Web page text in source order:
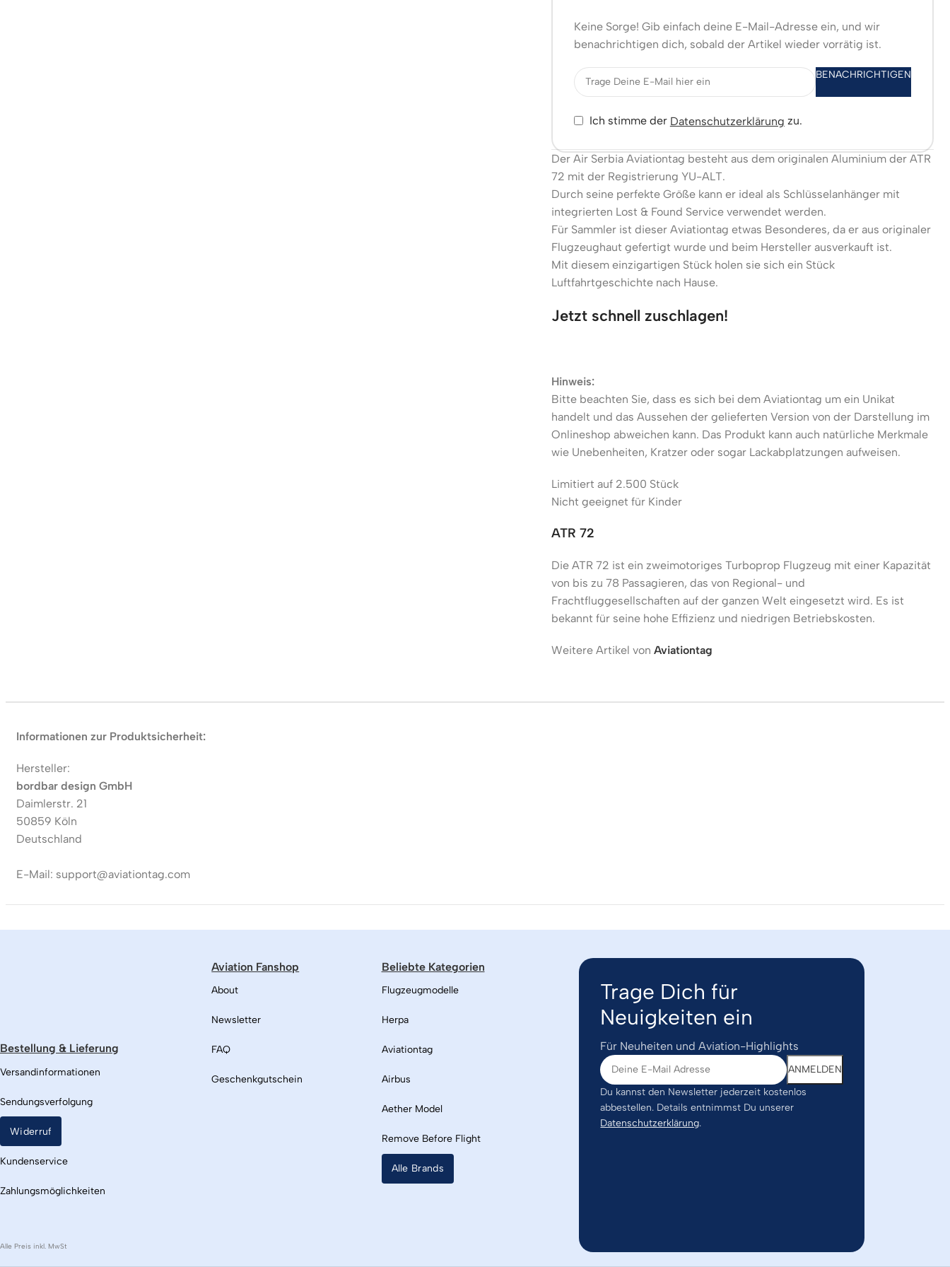
Keine Sorge! Gib einfach deine E-Mail-Adresse ein, und wir
benachrichtigen dich, sobald der Artikel wieder vorrätig ist.
BENACHRICHTIGEN
Ich stimme der Datenschutzerklärung zu.
Der Air Serbia Aviationtag besteht aus dem originalen Aluminium der ATR
72 mit der Registrierung YU-ALT.
Durch seine perfekte Größe kann er ideal als Schlüsselanhänger mit
integrierten Lost & Found Service verwendet werden.
Für Sammler ist dieser Aviationtag etwas Besonderes, da er aus originaler
Flugzeughaut gefertigt wurde und beim Hersteller ausverkauft ist.
Mit diesem einzigartigen Stück holen sie sich ein Stück
Luftfahrtgeschichte nach Hause.
Jetzt schnell zuschlagen!
Hinweis:
Bitte beachten Sie, dass es sich bei dem Aviationtag um ein Unikat
handelt und das Aussehen der gelieferten Version von der Darstellung im
Onlineshop abweichen kann. Das Produkt kann auch natürliche Merkmale
wie Unebenheiten, Kratzer oder sogar Lackabplatzungen aufweisen.
Limitiert auf 2.500 Stück
Nicht geeignet für Kinder
ATR 72
Die ATR 72 ist ein zweimotoriges Turboprop Flugzeug mit einer Kapazität
von bis zu 78 Passagieren, das von Regional- und
Frachtfluggesellschaften auf der ganzen Welt eingesetzt wird. Es ist
bekannt für seine hohe Effizienz und niedrigen Betriebskosten.
Weitere Artikel von Aviationtag
Informationen zur Produktsicherheit:
Hersteller:
bordbar design GmbH
Daimlerstr. 21
50859 Köln
Deutschland
E-Mail: support@aviationtag.com
Bestellung & Lieferung
Versandinformationen
Sendungsverfolgung
Widerruf
Kundenservice
Zahlungsmöglichkeiten
Alle Preis inkl. MwSt
Aviation Fanshop
About
Newsletter
FAQ
Geschenkgutschein
Beliebte Kategorien
Flugzeugmodelle
Herpa
Aviationtag
Airbus
Aether Model
Remove Before Flight
Alle Brands
Trage Dich für
Neuigkeiten ein
Für Neuheiten und Aviation-Highlights
Du kannst den Newsletter jederzeit kostenlos
abbestellen. Details entnimmst Du unserer
Datenschutzerklärung.